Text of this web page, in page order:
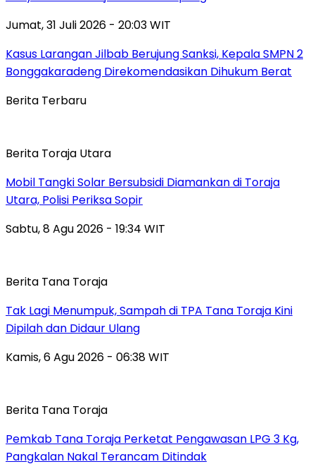
Jumat, 31 Juli 2026 - 20:03 WIT
Kasus Larangan Jilbab Berujung Sanksi, Kepala SMPN 2
Bonggakaradeng Direkomendasikan Dihukum Berat
Berita Terbaru
Berita Toraja Utara
Mobil Tangki Solar Bersubsidi Diamankan di Toraja
Utara, Polisi Periksa Sopir
Sabtu, 8 Agu 2026 - 19:34 WIT
Berita Tana Toraja
Tak Lagi Menumpuk, Sampah di TPA Tana Toraja Kini
Dipilah dan Didaur Ulang
Kamis, 6 Agu 2026 - 06:38 WIT
Berita Tana Toraja
Pemkab Tana Toraja Perketat Pengawasan LPG 3 Kg,
Pangkalan Nakal Terancam Ditindak